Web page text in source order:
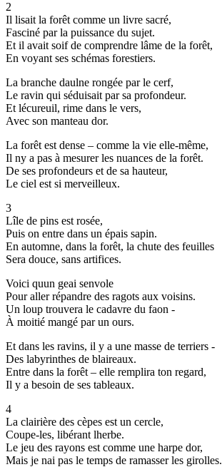
2
Il lisait la forêt comme un livre sacré,
Fasciné par la puissance du sujet.
Et il avait soif de comprendre lâme de la forêt,
En voyant ses schémas forestiers.
La branche daulne rongée par le cerf,
Le ravin qui séduisait par sa profondeur.
Et lécureuil, rime dans le vers,
Avec son manteau dor.
La forêt est dense – comme la vie elle-même,
Il ny a pas à mesurer les nuances de la forêt.
De ses profondeurs et de sa hauteur,
Le ciel est si merveilleux.
3
Lîle de pins est rosée,
Puis on entre dans un épais sapin.
En automne, dans la forêt, la chute des feuilles
Sera douce, sans artifices.
Voici quun geai senvole
Pour aller répandre des ragots aux voisins.
Un loup trouvera le cadavre du faon -
À moitié mangé par un ours.
Et dans les ravins, il y a une masse de terriers -
Des labyrinthes de blaireaux.
Entre dans la forêt – elle remplira ton regard,
Il y a besoin de ses tableaux.
4
La clairière des cèpes est un cercle,
Coupe-les, libérant lherbe.
Le jeu des rayons est comme une harpe dor,
Mais je nai pas le temps de ramasser les girolles.